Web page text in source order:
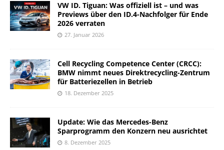
VW ID. Tiguan: Was offiziell ist – und was
Previews über den ID.4-Nachfolger für Ende
2026 verraten
27. Januar 2026
Cell Recycling Competence Center (CRCC):
BMW nimmt neues Direktrecycling-Zentrum
für Batteriezellen in Betrieb
18. Dezember 2025
Update: Wie das Mercedes-Benz
Sparprogramm den Konzern neu ausrichtet
8. Dezember 2025